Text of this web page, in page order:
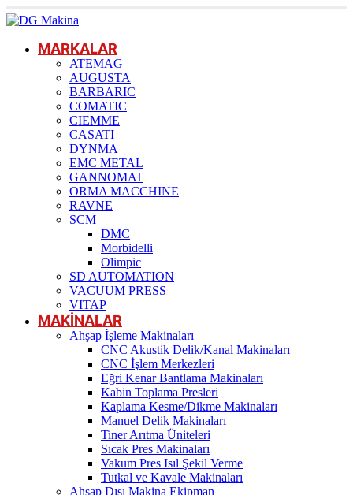
MARKALAR
ATEMAG
AUGUSTA
BARBARIC
COMATIC
CIEMME
CASATI
DYNMA
EMC METAL
GANNOMAT
ORMA MACCHINE
RAVNE
SCM
DMC
Morbidelli
Olimpic
SD AUTOMATION
VACUUM PRESS
VITAP
MAKİNALAR
Ahşap İşleme Makinaları
CNC Akustik Delik/Kanal Makinaları
CNC İşlem Merkezleri
Eğri Kenar Bantlama Makinaları
Kabin Toplama Presleri
Kaplama Kesme/Dikme Makinaları
Manuel Delik Makinaları
Tiner Arıtma Üniteleri
Sıcak Pres Makinaları
Vakum Pres Isıl Şekil Verme
Tutkal ve Kavale Makinaları
Ahşap Dışı Makina Ekipman